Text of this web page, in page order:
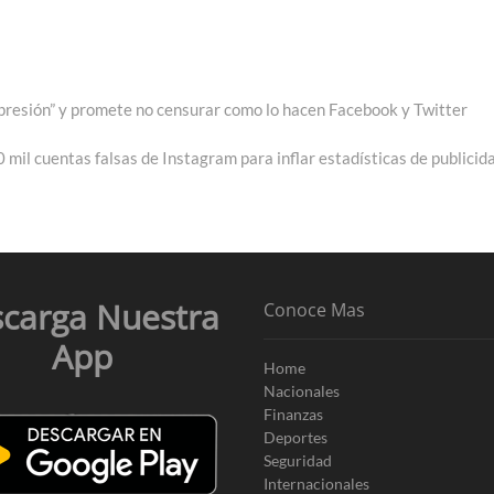
y promete no censurar como lo hacen Facebook y Twitter
mil cuentas falsas de Instagram para inflar estadísticas de
Nuestra
App
Conoce Mas
Home
Nacionales
Finanzas
Deportes
Seguridad
Internacionales